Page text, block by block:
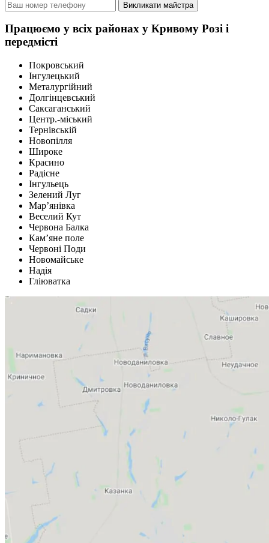
Викликати майстра
Працюємо у всіх районах у Кривому Розі і
передмісті
Покровський
Інгулецький
Металургійний
Долгінцевський
Саксаганський
Центр.-міський
Тернівській
Новопілля
Широке
Красино
Радісне
Інгульець
Зелений Луг
Мар’янівка
Веселий Кут
Червона Балка
Кам’яне поле
Червоні Поди
Новомайське
Надія
Гліюватка